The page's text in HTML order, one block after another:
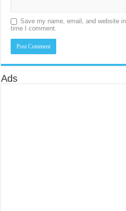
Save my name, email, and website
time I comment.
Ads